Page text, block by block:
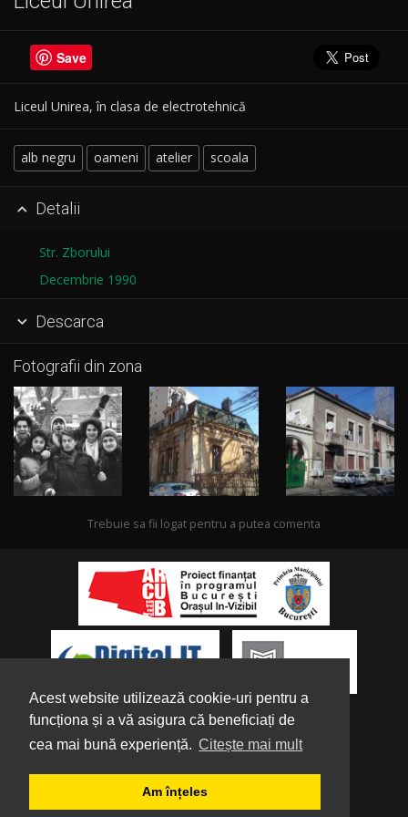
Acest website utilizează cookie-uri pentru a
funcționa și a vă asigura că beneficiați de
cea mai bună experiență. Citește mai mult
Am înțeles
Save
Liceul Unirea, în clasa de electrotehnică
alb negru oameni atelier scoala
 Detalii
Str. Zborului
Decembrie 1990
 Descarca
Fotografii din zona
Trebuie sa fii logat pentru a putea comenta
Despre noi | Parteneri
Confidențialitate | Termeni și condiții | Tutorial